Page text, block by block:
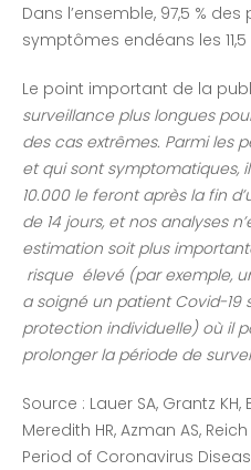
Dans l’ensemble, 97,5 %
symptômes endéans les
Le point important de la
surveillance plus longues
des cas extrêmes. Parmi les
et qui sont symptomatiques,
10.000 le feront après la fin
de 14 jours, et nos analyses
estimation soit plus
risque élevé (par exemple,
a soigné un patient Covid-19
protection individuelle) où il
prolonger la période de
Source : Lauer SA, Grantz KH,
Meredith HR, Azman AS,
Period of Coronavirus